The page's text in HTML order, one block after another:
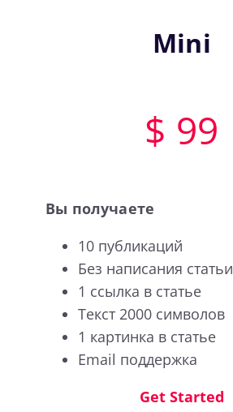
Mini
$ 99
Вы получаете
10 публикаций
Без написания статьи
1 ссылка в статье
Текст 2000 символов
1 картинка в статье
Email поддержка
Get Started